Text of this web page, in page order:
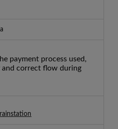
payment process used,
correct flow during